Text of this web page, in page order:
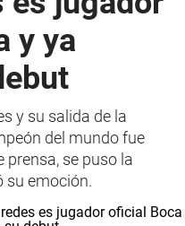
y ya
y su salida de la
del mundo fue
prensa, se puso la
su emoción.